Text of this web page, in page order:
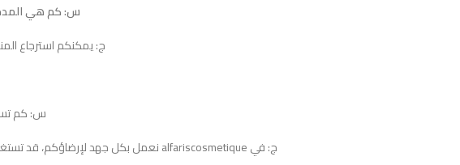
س: كم هي المدة
ج: يمكنكم استرجاع المنتج التالف
س: كم
ج: في alfariscosmetique نعمل بكل جهد لإرضاؤكم، قد تستغرق مدة عملية الاسترجاع 10 أيام عمل.